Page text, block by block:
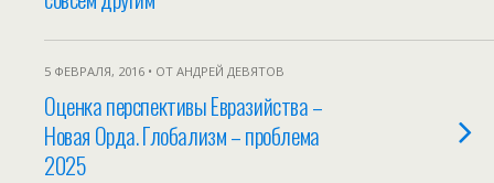
5 ФЕВРАЛЯ, 2016 • ОТ АНДРЕЙ ДЕВЯТОВ
Оценка перспективы Евразийства –
Новая Орда. Глобализм – проблема
2025